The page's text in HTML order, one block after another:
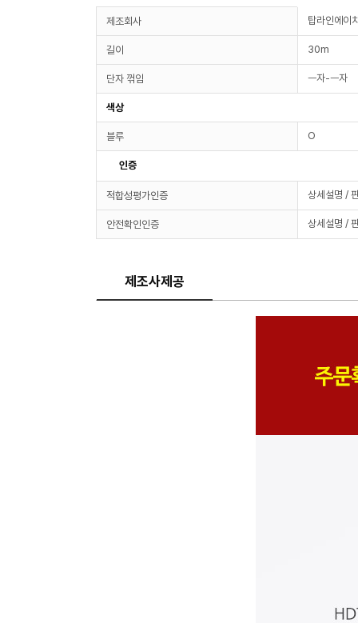
제조회사 탑라인에이
길이 30m
단자 꺾임 ㅡ자-ㅡ자
색상
블루 O
인증
적합성평가인증 상세설명 /
안전확인인증 상세설명 /
제조사제공